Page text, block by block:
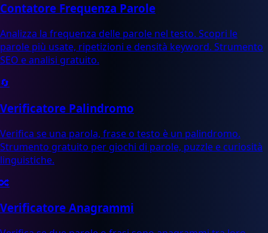
Contatore Frequenza Parole
Analizza la frequenza delle parole nel testo. Scopri le
parole più usate, ripetizioni e densità keyword. Strumento
SEO e analisi gratuito.
🔄
Verificatore Palindromo
Verifica se una parola, frase o testo è un palindromo.
Strumento gratuito per giochi di parole, puzzle e curiosità
linguistiche.
🔀
Verificatore Anagrammi